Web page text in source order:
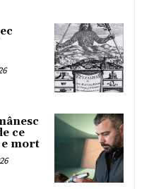
ce
mort